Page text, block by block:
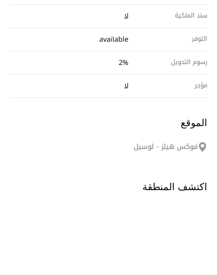
سند الملكية لا
التوفر available
رسوم التحويل 2%
مؤجر لا
الموقع
فوكس هيلز - لوسيل
اكتشف المنطقة